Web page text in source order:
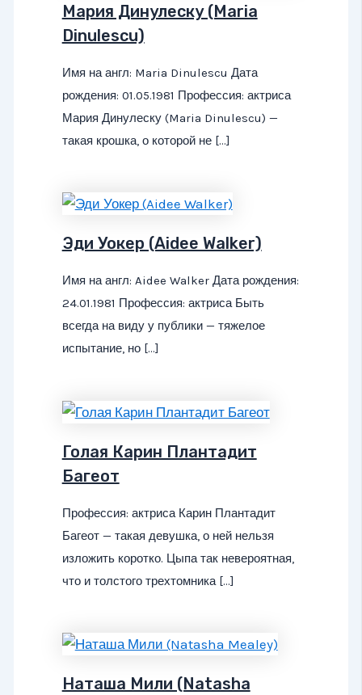
Мария Динулеску (Maria
Dinulescu)
Имя на англ: Maria Dinulescu Дата
рождения: 01.05.1981 Профессия: актриса
Мария Динулеску (Maria Dinulescu) —
такая крошка, о которой не […]
Эди Уокер (Aidee Walker)
Имя на англ: Aidee Walker Дата рождения:
24.01.1981 Профессия: актриса Быть
всегда на виду у публики — тяжелое
испытание, но […]
Голая Карин Плантадит
Багеот
Профессия: актриса Карин Плантадит
Багеот — такая девушка, о ней нельзя
изложить коротко. Цыпа так невероятная,
что и толстого трехтомника […]
Наташа Мили (Natasha